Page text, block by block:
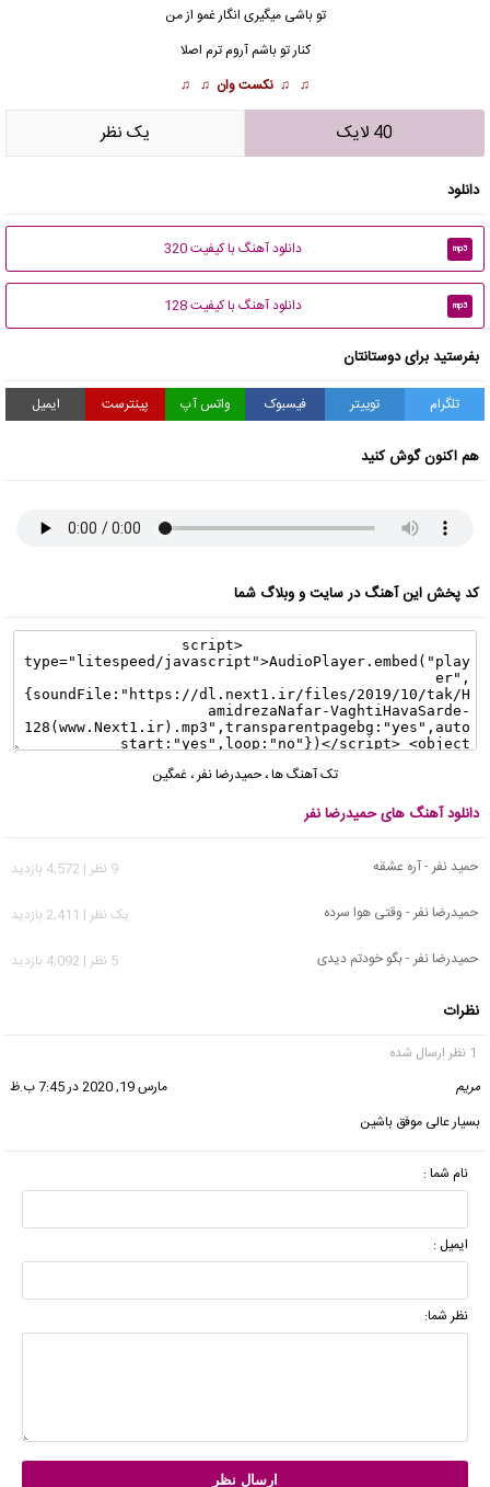
تو باشی میگیری انگار غمو از من
کنار تو باشم آروم ترم اصلا
♫ ♫ نکست وان ♫ ♫
40 لایک يک نظر
دانلود
mp3 دانلود آهنگ با کیفیت 320
mp3 دانلود آهنگ با کیفیت 128
بفرستید برای دوستانتان
تلگرام توییتر فیسبوک واتس آپ پینترست ایمیل
هم اکنون گوش کنید
کد پخش این آهنگ در سایت و وبلاگ شما
تک آهنگ ها، حمیدرضا نفر ، غمگین
دانلود آهنگ های حمیدرضا نفر
حمید نفر - آره عشقه
9 نظر | 4,572 بازدید
حمیدرضا نفر - وقتی هوا سرده
يک نظر | 2,411 بازدید
حمیدرضا نفر - بگو خودتم دیدی
5 نظر | 4,092 بازدید
نظرات
1 نظر ارسال شده
مریم
مارس 19, 2020 در 7:45 ب.ظ
بسیار عالی موفق باشین
نام شما :
ایمیل :
نظر شما: